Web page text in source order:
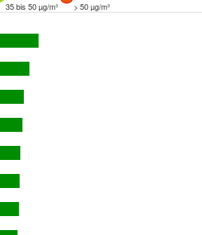
35 bis 50 µg/m³ > 50 µg/m³